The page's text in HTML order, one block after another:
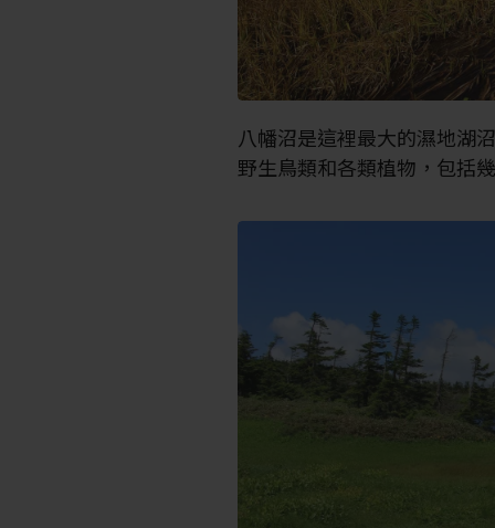
八幡沼是這裡最大的濕地湖
野生鳥類和各類植物，包括